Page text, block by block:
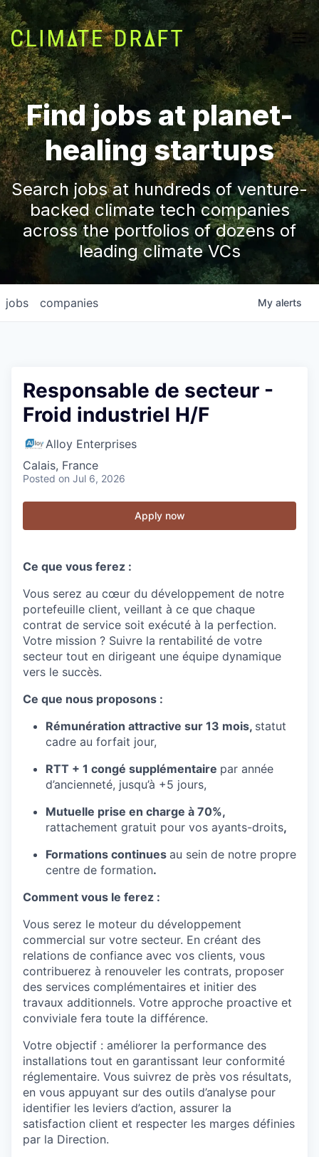
Find jobs at planet-
healing startups
Search jobs at hundreds of venture-
backed climate tech companies
across the portfolios of dozens of
leading climate VCs
jobs companies My alerts
Responsable de secteur -
Froid industriel H/F
Alloy Enterprises
Calais, France
Posted on Jul 6, 2026
Apply now
Ce que vous ferez :
Vous serez au cœur du développement de notre
portefeuille client, veillant à ce que chaque
contrat de service soit exécuté à la perfection.
Votre mission ? Suivre la rentabilité de votre
secteur tout en dirigeant une équipe dynamique
vers le succès.
Ce que nous proposons :
Rémunération attractive sur 13 mois, statut
cadre au forfait jour,
RTT + 1 congé supplémentaire par année
d’ancienneté, jusqu’à +5 jours,
Mutuelle prise en charge à 70%,
rattachement gratuit pour vos ayants-droits,
Formations continues au sein de notre propre
centre de formation.
Comment vous le ferez :
Vous serez le moteur du développement
commercial sur votre secteur. En créant des
relations de confiance avec vos clients, vous
contribuerez à renouveler les contrats, proposer
des services complémentaires et initier des
travaux additionnels. Votre approche proactive et
conviviale fera toute la différence.
Votre objectif : améliorer la performance des
installations tout en garantissant leur conformité
réglementaire. Vous suivrez de près vos résultats,
en vous appuyant sur des outils d’analyse pour
identifier les leviers d’action, assurer la
satisfaction client et respecter les marges définies
par la Direction.